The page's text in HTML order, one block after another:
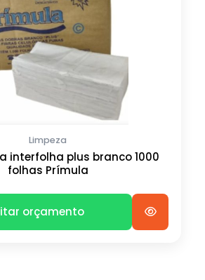
Limpeza
interfolha plus branco 1000
folhas Prímula
orçamento